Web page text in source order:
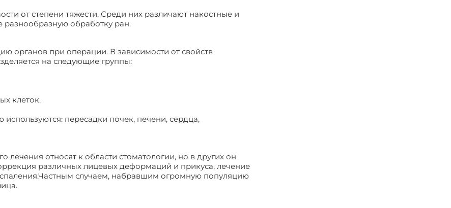
от степени тяжести. Среди них различают накостные и
разнообразную обработку ран.
органов при операции. В зависимости от свойств
на следующие группы:
клеток.
пересадки почек, печени, сердца,
лечения относят к области стоматологии, но в других он
различных лицевых деформаций и прикуса, лечение
случаем, набравшим огромную популяцию